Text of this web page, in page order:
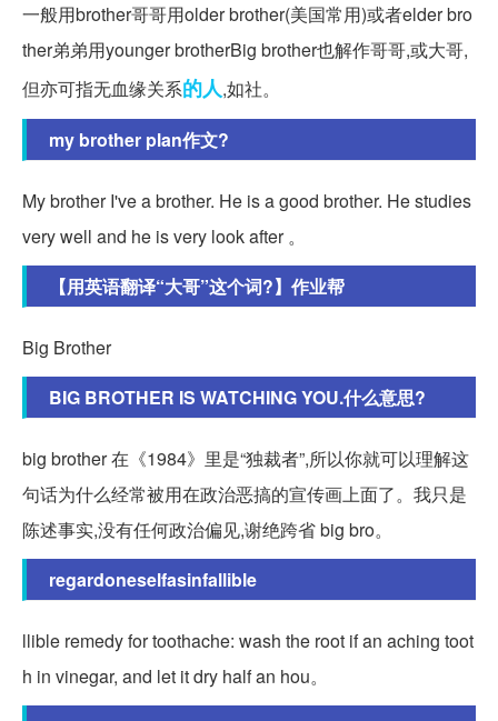
一般用brother哥哥用older brother(美国常用)或者elder bro
ther弟弟用younger brotherBig brother也解作哥哥,或大哥,
但亦可指无血缘关系的人,如社。
my brother plan作文?
My brother I've a brother. He is a good brother. He studies
very well and he is very look after 。
【用英语翻译“大哥”这个词?】作业帮
Big Brother
BIG BROTHER IS WATCHING YOU.什么意思?
big brother 在《1984》里是“独裁者”,所以你就可以理解这
句话为什么经常被用在政治恶搞的宣传画上面了。我只是
陈述事实,没有任何政治偏见,谢绝跨省 big bro。
regardoneselfasinfallible
llible remedy for toothache: wash the root if an aching toot
h in vinegar, and let it dry half an hou。